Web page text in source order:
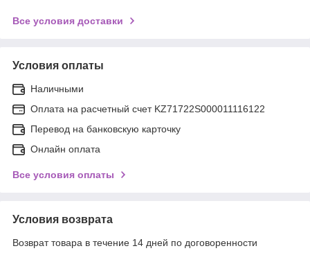
Все условия доставки
Условия оплаты
Наличными
Оплата на расчетный счет KZ71722S000011116122
Перевод на банковскую карточку
Онлайн оплата
Все условия оплаты
Условия возврата
Возврат товара в течение 14 дней по договоренности